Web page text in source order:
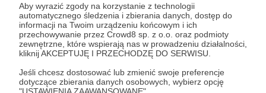
Aby wyrazić zgody na korzystanie z technologii
automatycznego śledzenia i zbierania danych, dostęp do
informacji na Twoim urządzeniu końcowym i ich
przechowywanie przez Crowd8 sp. z o.o. oraz podmioty
zewnętrzne, które wspierają nas w prowadzeniu działalności,
kliknij AKCEPTUJĘ I PRZECHODZĘ DO SERWISU.
Jeśli chcesz dostosować lub zmienić swoje preferencje
dotyczące zbierania danych osobowych, wybierz opcję
Zostań Patronem
Zaloguj się